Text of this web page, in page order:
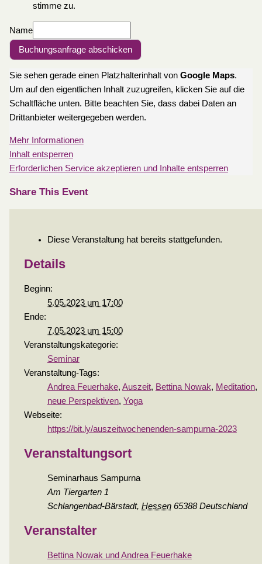
stimme zu.
Name
Buchungsanfrage abschicken
Sie sehen gerade einen Platzhalterinhalt von Google Maps.
Um auf den eigentlichen Inhalt zuzugreifen, klicken Sie auf die
Schaltfläche unten. Bitte beachten Sie, dass dabei Daten an
Drittanbieter weitergegeben werden.
Mehr Informationen
Inhalt entsperren
Erforderlichen Service akzeptieren und Inhalte entsperren
Share This Event
Diese Veranstaltung hat bereits stattgefunden.
Details
Beginn:
5.05.2023 um 17:00
Ende:
7.05.2023 um 15:00
Veranstaltungskategorie:
Seminar
Veranstaltung-Tags:
Andrea Feuerhake, Auszeit, Bettina Nowak, Meditation,
neue Perspektiven, Yoga
Webseite:
https://bit.ly/auszeitwochenenden-sampurna-2023
Veranstaltungsort
Seminarhaus Sampurna
Am Tiergarten 1
Schlangenbad-Bärstadt, Hessen 65388 Deutschland
Veranstalter
Bettina Nowak und Andrea Feuerhake